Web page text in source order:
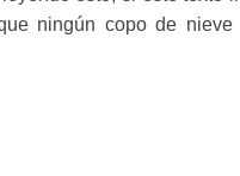
ningún copo de